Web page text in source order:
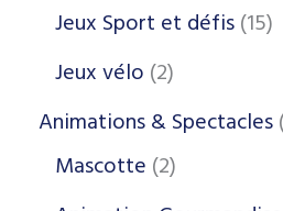
Jeux Sport et défis 15
Jeux vélo 2
Animations & Spectacles
Mascotte 2